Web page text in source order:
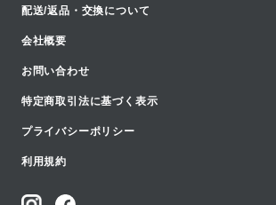
配送/返品・交換について
会社概要
お問い合わせ
特定商取引法に基づく表示
プライバシーポリシー
利用規約